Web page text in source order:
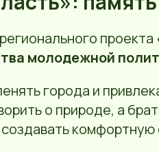
проекта
молодежной
города и
о природе, а
комфортную